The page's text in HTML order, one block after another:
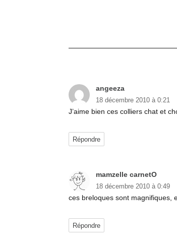
angeeza
18 décembre 2010 à 0:21
J’aime bien ces colliers chat et
Répondre
mamzelle carnetO
18 décembre 2010 à 0:49
ces breloques sont magnifiques,
Répondre